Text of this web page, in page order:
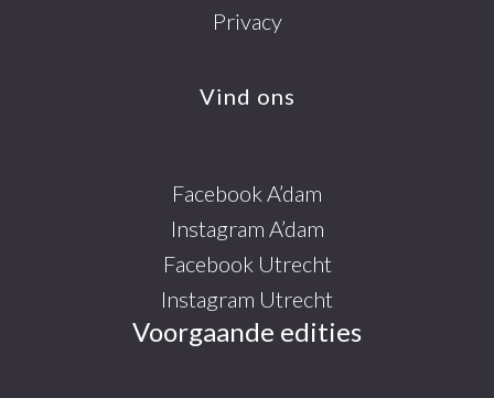
Privacy
Vind ons
Facebook A’dam
Instagram A’dam
Facebook Utrecht
Instagram Utrecht
Voorgaande edities